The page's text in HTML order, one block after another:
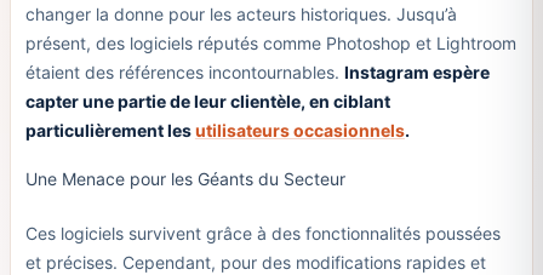
changer la donne pour les acteurs historiques. Jusqu’à
présent, des logiciels réputés comme Photoshop et Lightroom
étaient des références incontournables. Instagram espère
capter une partie de leur clientèle, en ciblant
particulièrement lesutilisateurs occasionnels.
Une Menace pour les Géants du Secteur
Ces logiciels survivent grâce à des fonctionnalités poussées
et précises. Cependant, pour des modifications rapides et